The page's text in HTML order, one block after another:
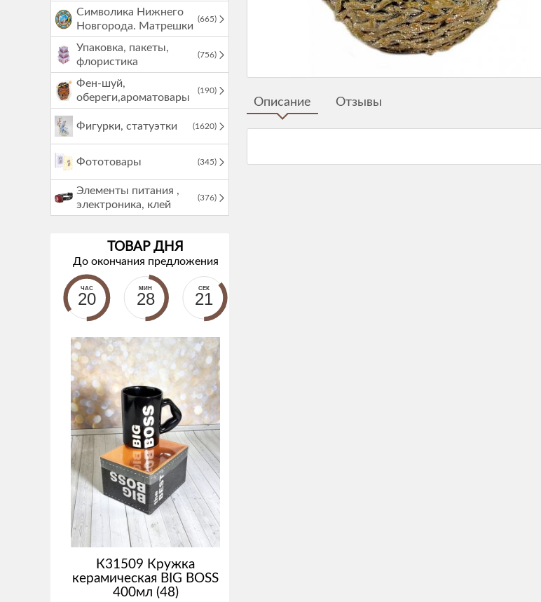
Символика Нижнего
Новгорода. Матрешки
(665)
Упаковка, пакеты,
флористика
(756)
Фен-шуй,
обереги,ароматовары
(190)
Фигурки, статуэтки (1620)
Фототовары (345)
Элементы питания ,
электроника, клей
(376)
ТОВАР ДНЯ
До окончания предложения
ЧАС
20
МИН
28
СЕК
21
К31509 Кружка
керамическая BIG BOSS
400мл (48)
Описание Отзывы